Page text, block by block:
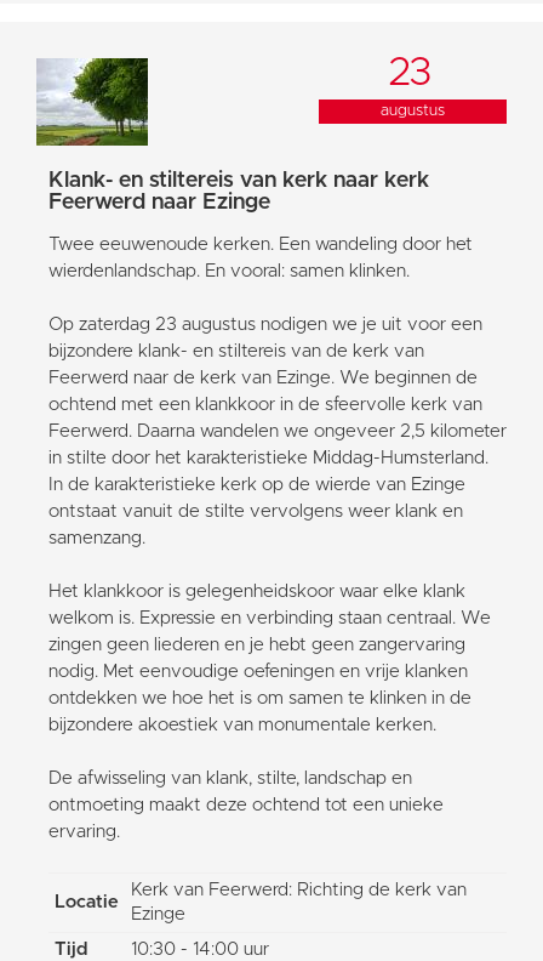
23
augustus
Klank- en stiltereis van kerk naar kerk
Feerwerd naar Ezinge
Twee eeuwenoude kerken. Een wandeling door het
wierdenlandschap. En vooral: samen klinken.
Op zaterdag 23 augustus nodigen we je uit voor een
bijzondere klank- en stiltereis van de kerk van
Feerwerd naar de kerk van Ezinge. We beginnen de
ochtend met een klankkoor in de sfeervolle kerk van
Feerwerd. Daarna wandelen we ongeveer 2,5 kilometer
in stilte door het karakteristieke Middag-Humsterland.
In de karakteristieke kerk op de wierde van Ezinge
ontstaat vanuit de stilte vervolgens weer klank en
samenzang.
Het klankkoor is gelegenheidskoor waar elke klank
welkom is. Expressie en verbinding staan centraal. We
zingen geen liederen en je hebt geen zangervaring
nodig. Met eenvoudige oefeningen en vrije klanken
ontdekken we hoe het is om samen te klinken in de
bijzondere akoestiek van monumentale kerken.
De afwisseling van klank, stilte, landschap en
ontmoeting maakt deze ochtend tot een unieke
ervaring.
Locatie
Kerk van Feerwerd: Richting de kerk van
Ezinge
Tijd
10:30 - 14:00 uur